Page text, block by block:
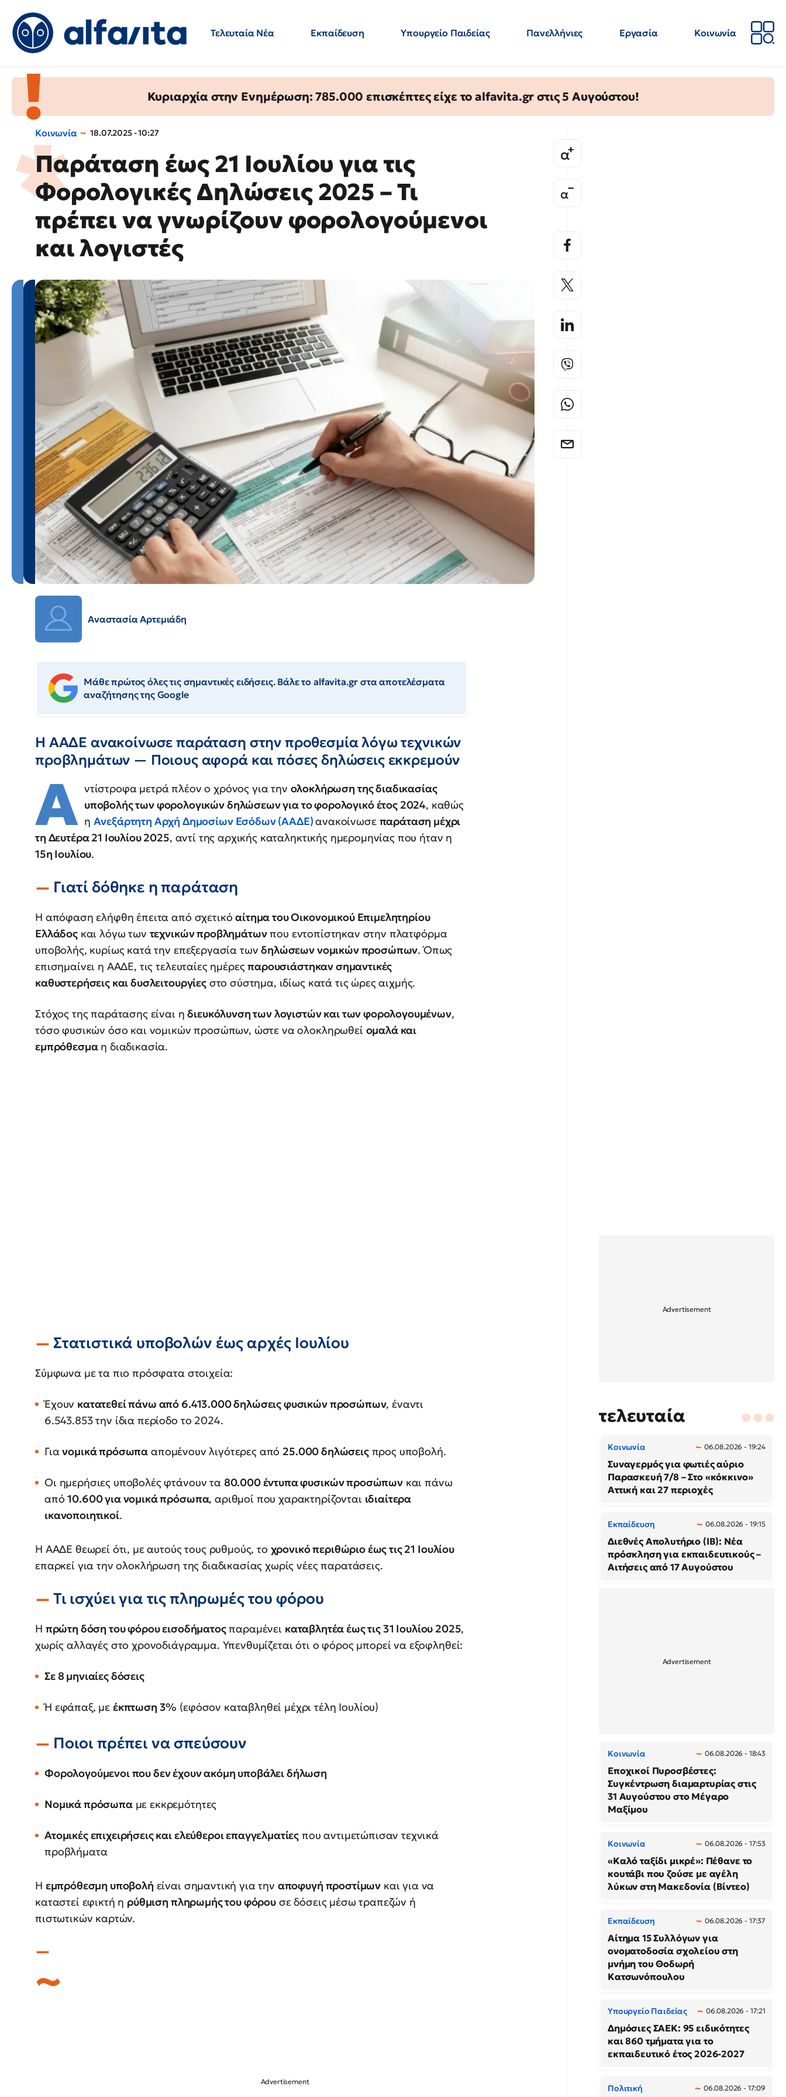
Τελευταία Νέα Εκπαίδευση Υπουργείο Παιδείας Πανελλήνιες Εργασία
Κοινωνία
Κυριαρχία στην Ενημέρωση: 785.000 επισκέπτες είχε το alfavita.gr στις 5 Αυγούστου!
Κοινωνία 18.07.2025 - 10:27
Παράταση έως 21 Ιουλίου για τις
Φορολογικές Δηλώσεις 2025 – Τι
πρέπει να γνωρίζουν φορολογούμενοι
και λογιστές
Αναστασία Αρτεμιάδη
Μάθε πρώτος όλες τις σημαντικές ειδήσεις. Βάλε το alfavita.gr στα αποτελέσματα
αναζήτησης της Google
Η ΑΑΔΕ ανακοίνωσε παράταση στην προθεσμία λόγω τεχνικών
προβλημάτων — Ποιους αφορά και πόσες δηλώσεις εκκρεμούν
Α ντίστροφα μετρά πλέον ο χρόνος για την ολοκλήρωση της διαδικασίας
υποβολής των φορολογικών δηλώσεων για το φορολογικό έτος 2024, καθώς
η Ανεξάρτητη Αρχή Δημοσίων Εσόδων (ΑΑΔΕ)ανακοίνωσε παράταση μέχρι
τη Δευτέρα 21 Ιουλίου 2025, αντί της αρχικής καταληκτικής ημερομηνίας που ήταν η
15η Ιουλίου.
Γιατί δόθηκε η παράταση
Η απόφαση ελήφθη έπειτα από σχετικόαίτημα του Οικονομικού Επιμελητηρίου
Ελλάδοςκαι λόγω των τεχνικών προβλημάτωνπου εντοπίστηκαν στην πλατφόρμα
υποβολής, κυρίως κατά την επεξεργασία τωνδηλώσεων νομικών προσώπων. Όπως
επισημαίνει η ΑΑΔΕ, τις τελευταίες ημέρεςπαρουσιάστηκαν σημαντικές
καθυστερήσεις και δυσλειτουργίεςστο σύστημα, ιδίως κατά τις ώρες αιχμής.
Στόχος της παράτασης είναι ηδιευκόλυνση των λογιστών και των φορολογουμένων,
τόσο φυσικών όσο και νομικών προσώπων, ώστε να ολοκληρωθεί ομαλά και
εμπρόθεσμαη διαδικασία.
Στατιστικά υποβολών έως αρχές Ιουλίου
Σύμφωνα με τα πιο πρόσφατα στοιχεία:
Έχουν κατατεθεί πάνω από 6.413.000 δηλώσεις φυσικών προσώπων, έναντι
6.543.853 την ίδια περίοδο το 2024.
Γιανομικά πρόσωπα απομένουν λιγότερες από 25.000 δηλώσειςπρος υποβολή.
Οι ημερήσιες υποβολές φτάνουν τα 80.000 έντυπα φυσικών προσώπωνκαι πάνω
από10.600 για νομικά πρόσωπα, αριθμοί που χαρακτηρίζονται ιδιαίτερα
ικανοποιητικοί.
Η ΑΑΔΕ θεωρεί ότι, με αυτούς τους ρυθμούς, το χρονικό περιθώριο έως τις 21 Ιουλίου
επαρκεί για την ολοκλήρωση της διαδικασίας χωρίς νέες παρατάσεις.
Τι ισχύει για τις πληρωμές του φόρου
Η πρώτη δόση του φόρου εισοδήματοςπαραμένει καταβλητέα έως τις 31 Ιουλίου 2025,
χωρίς αλλαγές στο χρονοδιάγραμμα. Υπενθυμίζεται ότι ο φόρος μπορεί να εξοφληθεί:
Σε 8 μηνιαίες δόσεις
Ή εφάπαξ, με έκπτωση 3% (εφόσον καταβληθεί μέχρι τέλη Ιουλίου)
Ποιοι πρέπει να σπεύσουν
Φορολογούμενοι που δεν έχουν ακόμη υποβάλει δήλωση
Νομικά πρόσωπαμε εκκρεμότητες
Ατομικές επιχειρήσεις και ελεύθεροι επαγγελματίες που αντιμετώπισαν τεχνικά
προβλήματα
Η εμπρόθεσμη υποβολή είναι σημαντική για την αποφυγή προστίμων και για να
καταστεί εφικτή η ρύθμιση πληρωμής του φόρουσε δόσεις μέσω τραπεζών ή
πιστωτικών καρτών.
τελευταία
Κοινωνία 06.08.2026 - 19:24
Συναγερμός για φωτιές αύριο
Παρασκευή 7/8 – Στο «κόκκινο»
Αττική και 27 περιοχές
Εκπαίδευση 06.08.2026 - 19:15
Διεθνές Απολυτήριο (IB): Νέα
πρόσκληση για εκπαιδευτικούς –
Αιτήσεις από 17 Αυγούστου
Κοινωνία 06.08.2026 - 18:43
Εποχικοί Πυροσβέστες:
Συγκέντρωση διαμαρτυρίας στις
31 Αυγούστου στο Μέγαρο
Μαξίμου
Κοινωνία 06.08.2026 - 17:53
«Καλό ταξίδι μικρέ»: Πέθανε το
κουτάβι που ζούσε με αγέλη
λύκων στη Μακεδονία (Βίντεο)
Εκπαίδευση 06.08.2026 - 17:37
Αίτημα 15 Συλλόγων για
ονοματοδοσία σχολείου στη
μνήμη του Θοδωρή
Κατσωνόπουλου
Υπουργείο Παιδείας 06.08.2026 - 17:21
Δημόσιες ΣΑΕΚ: 95 ειδικότητες
και 860 τμήματα για το
εκπαιδευτικό έτος 2026-2027
Πολιτική 06.08.2026 - 17:09